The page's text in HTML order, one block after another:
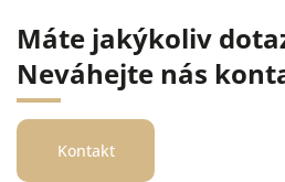
Máte jakýkoliv
Neváhejte nás
Kontakt